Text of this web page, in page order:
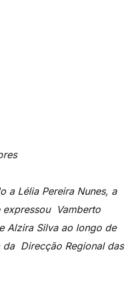
a Lélia Pereira Nunes, a
expressou Vamberto
Alzira Silva ao longo de
Direcção Regional das